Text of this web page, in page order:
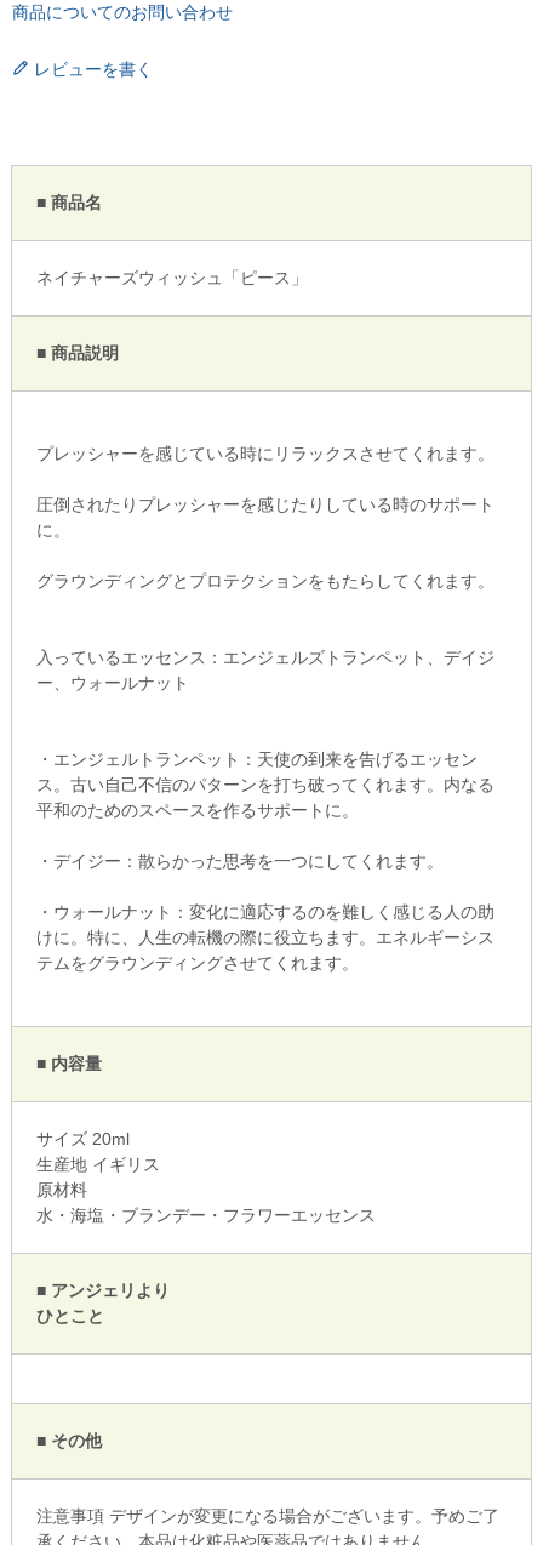
商品についてのお問い合わせ
レビューを書く
■ 商品名
ネイチャーズウィッシュ「ピース」
■ 商品説明
プレッシャーを感じている時にリラックスさせてくれます。
圧倒されたりプレッシャーを感じたりしている時のサポート
に。
グラウンディングとプロテクションをもたらしてくれます。
入っているエッセンス：エンジェルズトランペット、デイジ
ー、ウォールナット
・エンジェルトランペット：天使の到来を告げるエッセン
ス。古い自己不信のパターンを打ち破ってくれます。内なる
平和のためのスペースを作るサポートに。
・デイジー：散らかった思考を一つにしてくれます。
・ウォールナット：変化に適応するのを難しく感じる人の助
けに。特に、人生の転機の際に役立ちます。エネルギーシス
テムをグラウンディングさせてくれます。
■ 内容量
サイズ 20ml
生産地 イギリス
原材料
水・海塩・ブランデー・フラワーエッセンス
■ アンジェリより
ひとこと
■ その他
注意事項 デザインが変更になる場合がございます。予めご了
承ください。本品は化粧品や医薬品ではありません。